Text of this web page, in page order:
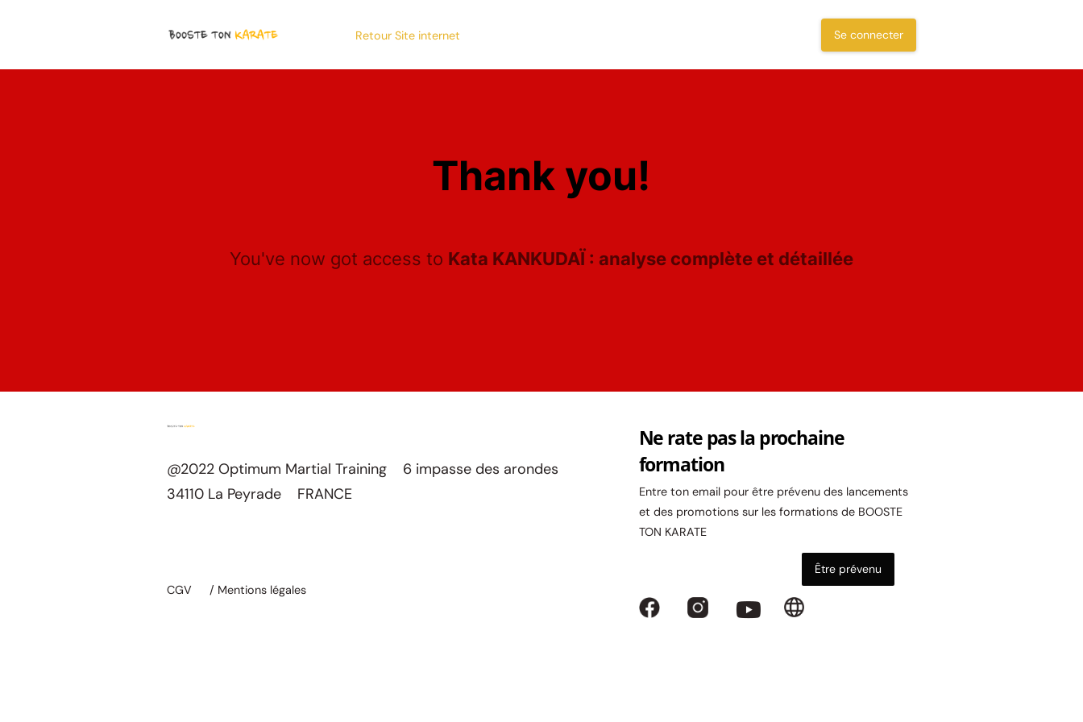
Retour Site internet Se connecter
Thank you!
You've now got access to Kata KANKUDAÏ : analyse complète et détaillée
@2022 Optimum Martial Training 6 impasse des arondes
34110 La Peyrade FRANCE
CGV / Mentions légales
Ne rate pas la prochaine
formation
Entre ton email pour être prévenu des lancements
et des promotions sur les formations de BOOSTE
TON KARATE
Être prévenu